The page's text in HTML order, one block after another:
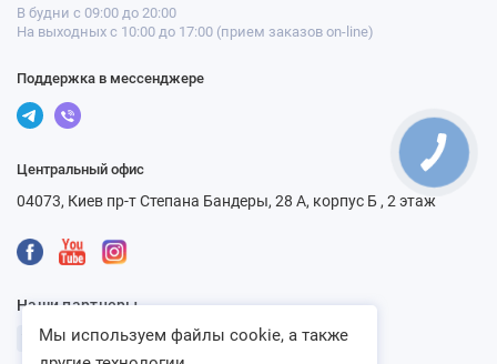
В будни с 09:00 до 20:00
На выходных с 10:00 до 17:00 (прием заказов on-line)
Поддержка в мессенджере
Центральный офис
04073, Киев пр-т Степана Бандеры, 28 А, корпус Б , 2 этаж
Наши партнеры
Мы используем файлы cookie, а также